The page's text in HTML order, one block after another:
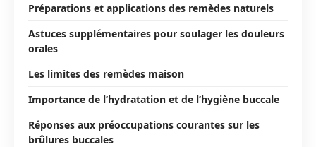
Préparations et applications des remèdes naturels
Astuces supplémentaires pour soulager les douleurs
orales
Les limites des remèdes maison
Importance de l’hydratation et de l’hygiène buccale
Réponses aux préoccupations courantes sur les
brûlures buccales